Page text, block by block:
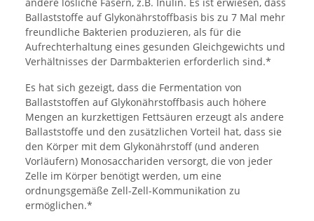
Ballaststoffe auf Glykonährstoffbasis bis zu 7 Mal mehr
freundliche Bakterien produzieren, als für die
Aufrechterhaltung eines gesunden Gleichgewichts und
Verhältnisses der Darmbakterien erforderlich sind.*
Es hat sich gezeigt, dass die Fermentation von
Ballaststoffen auf Glykonährstoffbasis auch höhere
Mengen an kurzkettigen Fettsäuren erzeugt als andere
Ballaststoffe und den zusätzlichen Vorteil hat, dass sie
den Körper mit dem Glykonährstoff (und anderen
Vorläufern) Monosacchariden versorgt, die von jeder
Zelle im Körper benötigt werden, um eine
ordnungsgemäße Zell-Zell-Kommunikation zu
ermöglichen.*